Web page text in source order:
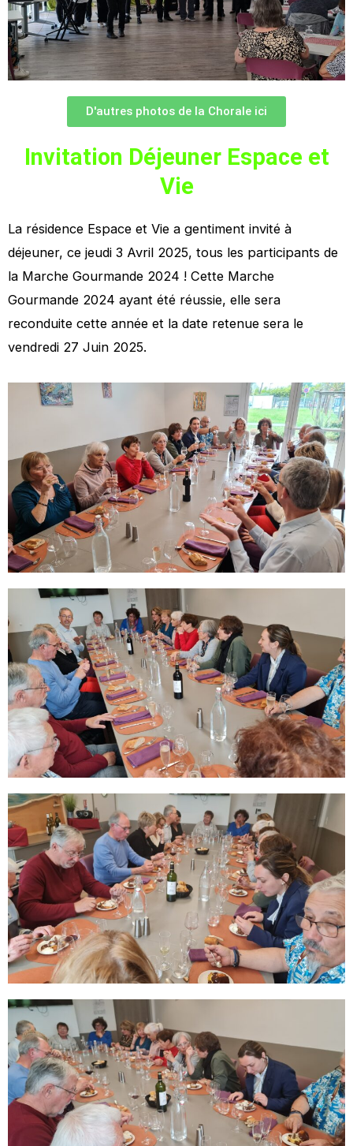
D'autres photos de la Chorale ici
Invitation Déjeuner Espace et
Vie
La résidence Espace et Vie a gentiment invité à
déjeuner, ce jeudi 3 Avril 2025, tous les participants de
la Marche Gourmande 2024 ! Cette Marche
Gourmande 2024 ayant été réussie, elle sera
reconduite cette année et la date retenue sera le
vendredi 27 Juin 2025.